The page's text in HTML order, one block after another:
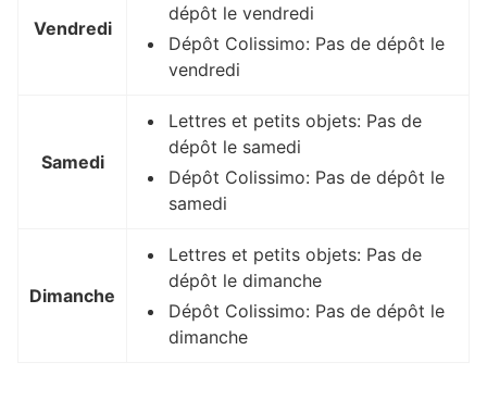
Vendredi
dépôt le vendredi
Dépôt Colissimo: Pas de dépôt le
vendredi
Samedi
Lettres et petits objets: Pas de
dépôt le samedi
Dépôt Colissimo: Pas de dépôt le
samedi
Dimanche
Lettres et petits objets: Pas de
dépôt le dimanche
Dépôt Colissimo: Pas de dépôt le
dimanche